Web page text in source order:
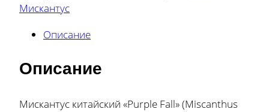
Мискантус
Описание
Описание
Мискантус китайский «Purple Fall» (Miscanthus